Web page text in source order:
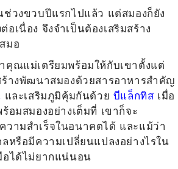
ช่วงขวบปีแรกไปแล้ว แต่สมองก็ยัง
เนื่อง จึงจำเป็นต้องเสริมสร้าง
มอ
ณแม่เตรียมพร้อมให้กับเขาตั้งแต่
างพัฒนาสมองด้วยสารอาหารสำคัญ
และเสริมภูมิคุ้มกันด้วย บีแล็กทิส เมื่อ
อมสมองอย่างเต็มที่ เขาก็จะ
วามสำเร็จในอนาคตได้ และแม้ว่า
หรือมีความเปลี่ยนแปลงอย่างไรใน
อได้ไม่ยากแน่นอน